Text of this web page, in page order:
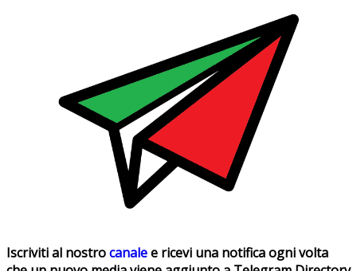
Iscriviti al nostrocanalee ricevi una notifica ogni volta